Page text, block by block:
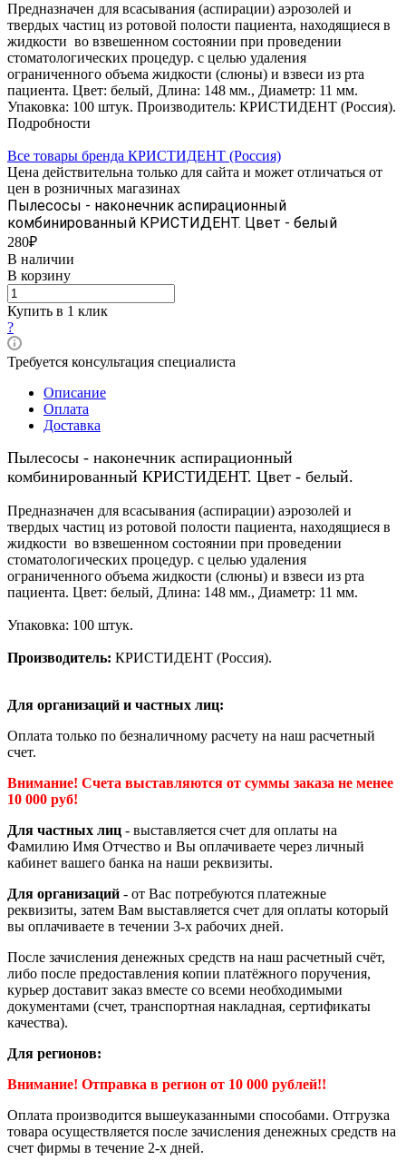
Предназначен для всасывания (аспирации) аэрозолей и
твердых частиц из ротовой полости пациента, находящиеся в
жидкости во взвешенном состоянии при проведении
стоматологических процедур. с целью удаления
ограниченного объема жидкости (слюны) и взвеси из рта
пациента. Цвет: белый, Длина: 148 мм., Диаметр: 11 мм.
Упаковка: 100 штук. Производитель: КРИСТИДЕНТ (Россия).
Подробности
Все товары бренда КРИСТИДЕНТ (Россия)
Цена действительна только для сайта и может отличаться от
цен в розничных магазинах
Пылесосы - наконечник аспирационный
комбинированный КРИСТИДЕНТ. Цвет - белый
280₽
В наличии
В корзину
Купить в 1 клик
?
Требуется консультация специалиста
Описание
Оплата
Доставка
Пылесосы - наконечник аспирационный
комбинированный КРИСТИДЕНТ. Цвет - белый.
Предназначен для всасывания (аспирации) аэрозолей и
твердых частиц из ротовой полости пациента, находящиеся в
жидкости во взвешенном состоянии при проведении
стоматологических процедур. с целью удаления
ограниченного объема жидкости (слюны) и взвеси из рта
пациента. Цвет: белый, Длина: 148 мм., Диаметр: 11 мм.
Упаковка: 100 штук.
Производитель: КРИСТИДЕНТ (Россия).
Для организаций и частных лиц:
Оплата только по безналичному расчету на наш расчетный
счет.
Внимание! Счета выставляются от суммы заказа не менее
10 000 руб!
Для частных лиц - выставляется счет для оплаты на
Фамилию Имя Отчество и Вы оплачиваете через личный
кабинет вашего банка на наши реквизиты.
Для организаций - от Вас потребуются платежные
реквизиты, затем Вам выставляется счет для оплаты который
вы оплачиваете в течении 3-х рабочих дней.
После зачисления денежных средств на наш расчетный счёт,
либо после предоставления копии платёжного поручения,
курьер доставит заказ вместе со всеми необходимыми
документами (счет, транспортная накладная, сертификаты
качества).
Для регионов:
Внимание! Отправка в регион от 10 000 рублей!!
Оплата производится вышеуказанными способами. Отгрузка
товара осуществляется после зачисления денежных средств на
счет фирмы в течение 2-х дней.